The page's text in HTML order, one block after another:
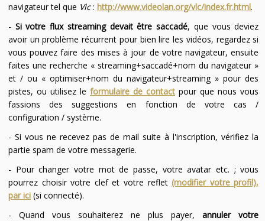
navigateur tel que Vlc: http://www.videolan.org/vlc/index.fr.html.
- Si votre flux streaming devait être saccadé, que vous deviez
avoir un problème récurrent pour bien lire les vidéos, regardez si
vous pouvez faire des mises à jour de votre navigateur, ensuite
faites une recherche « streaming+saccadé+nom du navigateur »
et / ou « optimiser+nom du navigateur+streaming » pour des
pistes, ou utilisez leformulaire de contact pour que nous vous
fassions des suggestions en fonction de votre cas /
configuration / système.
- Si vous ne recevez pas de mail suite à l'inscription, vérifiez la
partie spam de votre messagerie.
- Pour changer votre mot de passe, votre avatar etc. ; vous
pourrez choisir votre clef et votre reflet(modifier votre profil),
par ici(si connecté).
- Quand vous souhaiterez ne plus payer,annuler votre